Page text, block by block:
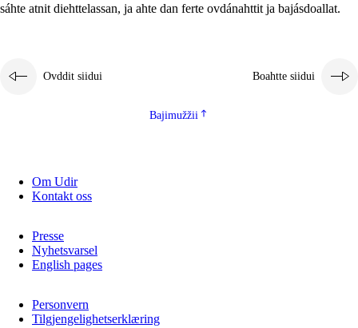
2.5.3 Guoddevaš ovdáneapmi
sáhte atnit diehttelassan, ja ahte dan ferte ovdánahttit ja bajásdoallat.
Ovddit siidui Boahtte siidui
Bajimužžii
Om Udir
Kontakt oss
Presse
Nyhetsvarsel
English pages
Personvern
Tilgjengelighetserklæring